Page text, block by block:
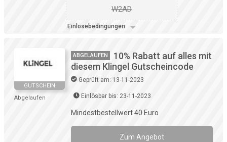
W2AD
Einlösebedingungen
GUTSCHEIN
Abgelaufen
ABGELAUFEN
10% Rabatt auf alles mit
diesem Klingel Gutscheincode
Geprüft am: 13-11-2023
Einlösbar bis: 23-11-2023
Mindestbestellwert 40 Euro
Zum Angebot